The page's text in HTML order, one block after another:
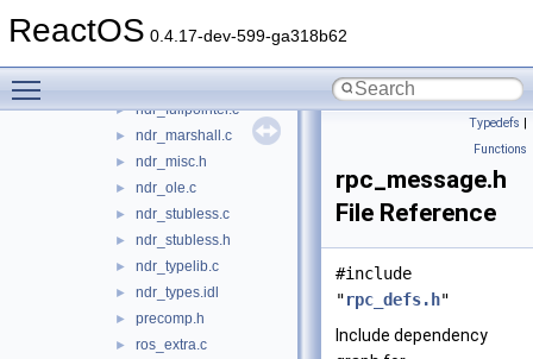
ReactOS 0.4.17-dev-599-ga318b62
► ndr_clientserver.c
► ndr_fullpointer.c
► ndr_marshall.c
► ndr_misc.h
► ndr_ole.c
► ndr_stubless.c
► ndr_stubless.h
► ndr_typelib.c
► ndr_types.idl
► precomp.h
► ros_extra.c
Typedefs |
Functions
rpc_message.h
File Reference
#include
"rpc_defs.h"
Include dependency